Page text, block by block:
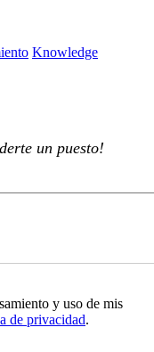
Knowledge
un puesto!
y uso de mis
de privacidad.